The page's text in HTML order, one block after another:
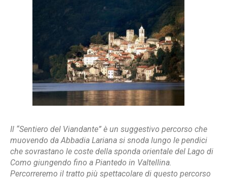
Il “Sentiero del Viandante” è un suggestivo percorso che
muovendo da Abbadia Lariana si snoda lungo le pendici
che sovrastano le coste della sponda orientale del Lago di
Como giungendo fino a Piantedo in Valtellina.
Percorreremo il tratto più spettacolare di questo percorso